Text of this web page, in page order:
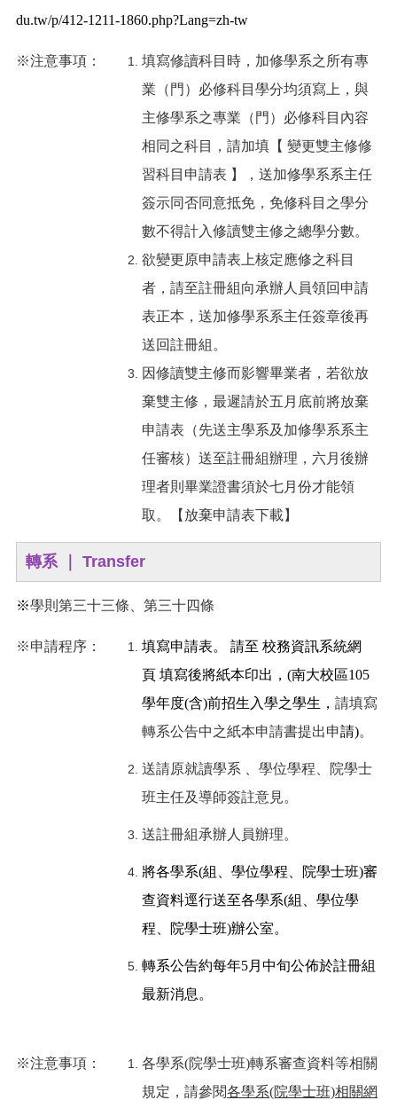
du.tw/p/412-1211-1860.php?Lang=zh-tw
※注意事項：
填寫修讀科目時，加修學系之所有專
業（門）必修科目學分均須寫上，與
主修學系之專業（門）必修科目內容
相同之科目，請加填【 變更雙主修修
習科目申請表 】，送加修學系系主任
簽示同否同意抵免，免修科目之學分
數不得計入修讀雙主修之總學分數。
欲變更原申請表上核定應修之科目
者，請至註冊組向承辦人員領回申請
表正本，送加修學系系主任簽章後再
送回註冊組。
因修讀雙主修而影響畢業者，若欲放
棄雙主修，最遲請於五月底前將放棄
申請表（先送主學系及加修學系系主
任審核）送至註冊組辦理，六月後辦
理者則畢業證書須於七月份才能領
取。【 放棄申請表下載 】
轉系 ｜ Transfer
※學則第三十三條、第三十四條
※申請程序： 填寫申請表。 請至 校務資訊系統網
頁 填寫後將紙本印出， (南大校區105
學年度(含)前招生入學之學生， 請填寫
轉系公告中之紙本申請書提出申請)。
送請原就讀學系 、學位學程、院學士
班主任及導師簽註意見。
送註冊組承辦人員辦理。
將各學系(組、學位學程、院學士班)審
查資料逕行送至各學系(組、學位學
程、院學士班)辦公室。
轉系公告約每年5月中旬公佈於註冊組
最新消息。
※注意事項：
各學系(院學士班)轉系審查資料等相關
規定，請參閱各學系(院學士班)相關網